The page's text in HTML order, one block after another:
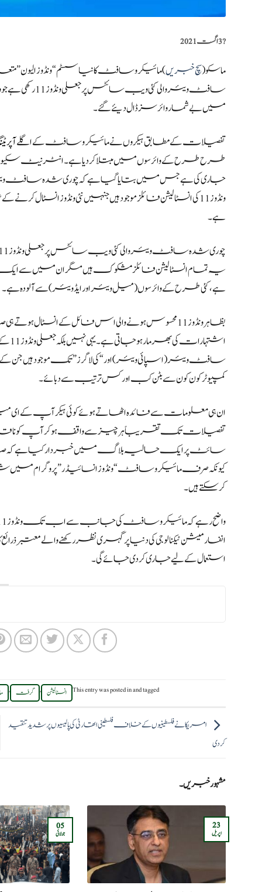
?️3 اگست 2021
ماسکو(سچ خبریں) مائیکرو سافٹ کا نیا سسٹم “ونڈوز
سافٹ ویئر
میں بے شمار وائرسز ڈال دیئے گئے۔
تفصیلات کے مطابق ہیکروں نے مائیکرو سافٹ کے اگلے
طرح طرح کے وائرسوں میں مبتلا کردیا ہے۔انٹرنیٹ
جاری کی ہے جس میں بتایا گیا ہے کہ چوری شدہ سافٹ
ونڈوز 11 کی انسٹالیشن فائلز موجود ہیں جنہیں نئی ونڈوز
ہے۔
ہے، کئی طرح کے وائرسوں (میل ویئر اور ایڈویئر) سے آلودہ ہے۔
بظاہر ونڈوز 11 محسوس ہونے والی اس فائل کے انسٹال
سافٹ ویئر (اسپائی ویئر) اور “کی لاگرز” تک موجود ہیں جن
کمپیوٹر کون کون سے بٹن کب اور کس ترتیب سے دبائے۔
ان ہی معلومات سے فائدہ اٹھاتے ہوئے کوئی ہیکر آپ کے
تفصیلات تک تقریباً ہر چیز سے واقف ہوکر آپ کو ناقابلِ
کرسکتے ہیں۔
استعمال کےلیے جاری کردی جائے گی۔
This entry was posted inand tagged انسٹالیشن , گرفت ,
امریکا نے فلسطینیوں کے خلاف فلسطینی اتھارٹی کی پالیسیوں پر شدید تنقید
کردی
مشہور خبریں۔
23
اپریل
05
جولائی